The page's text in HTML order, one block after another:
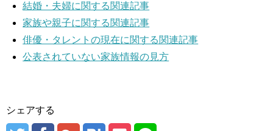
結婚・夫婦に関する関連記事
家族や親子に関する関連記事
俳優・タレントの現在に関する関連記事
公表されていない家族情報の見方
シェアする